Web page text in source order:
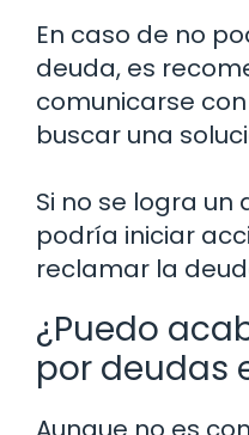
En caso de no
deuda, es
comunicarse
buscar una
Si no se logra
podría iniciar
reclamar la
¿Puedo
por deudas